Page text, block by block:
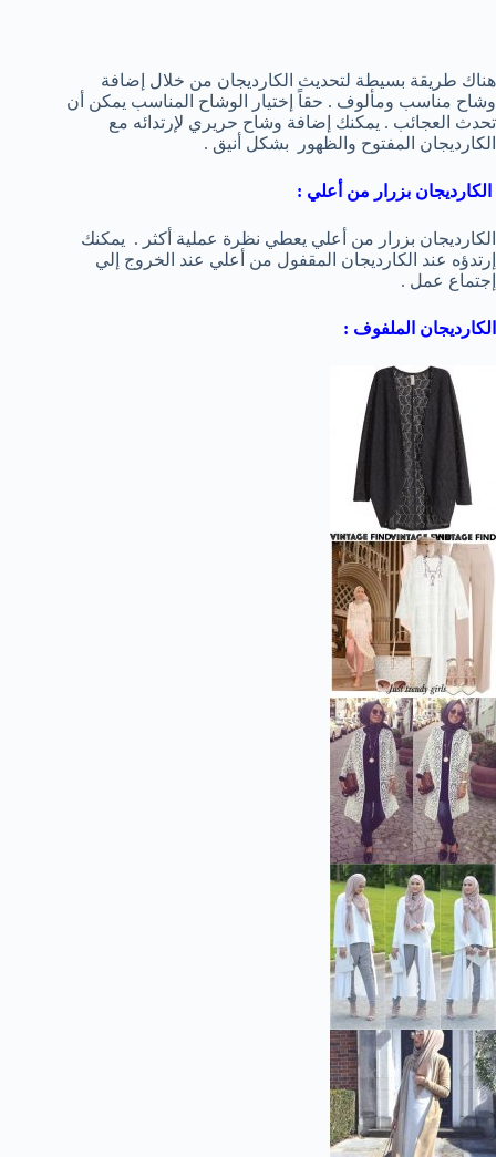
هناك طريقة بسيطة لتحديث الكارديجان من خلال إضافة
وشاح مناسب ومألوف . حقاً إختيار الوشاح المناسب يمكن أن
تحدث العجائب . يمكنك إضافة وشاح حريري لإرتدائه مع
الكارديجان المفتوح والظهور بشكل أنيق .
الكارديجان بزرار من أعلي :
الكارديجان بزرار من أعلي يعطي نظرة عملية أكثر . يمكنك
إرتدؤه عند الكارديجان المقفول من أعلي عند الخروج إلي
إجتماع عمل .
الكارديجان الملفوف :